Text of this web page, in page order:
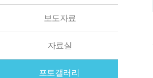
보도자료
자료실
포토갤러리